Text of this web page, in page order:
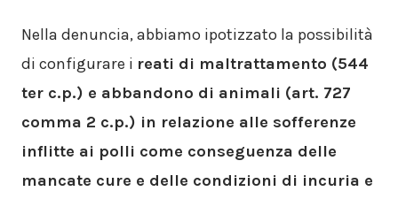
Nella denuncia, abbiamo ipotizzato la possibilità
di configurare i reati di maltrattamento (544
ter c.p.) e abbandono di animali (art. 727
comma 2 c.p.) in relazione alle sofferenze
inflitte ai polli come conseguenza delle
mancate cure e delle condizioni di incuria e